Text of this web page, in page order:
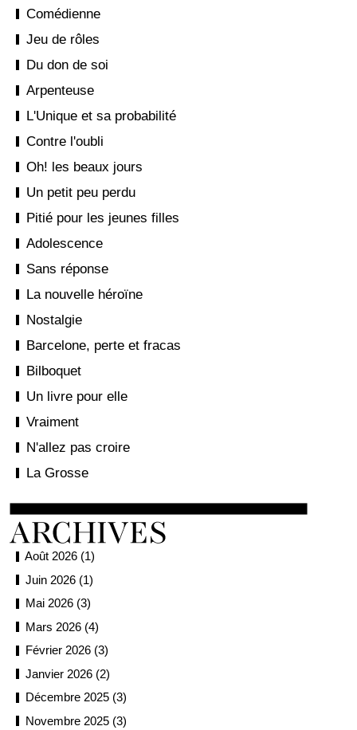
Comédienne
Jeu de rôles
Du don de soi
Arpenteuse
L'Unique et sa probabilité
Contre l'oubli
Oh! les beaux jours
Un petit peu perdu
Pitié pour les jeunes filles
Adolescence
Sans réponse
La nouvelle héroïne
Nostalgie
Barcelone, perte et fracas
Bilboquet
Un livre pour elle
Vraiment
N'allez pas croire
La Grosse
Août 2026 (1)
Juin 2026 (1)
Mai 2026 (3)
Mars 2026 (4)
Février 2026 (3)
Janvier 2026 (2)
Décembre 2025 (3)
Novembre 2025 (3)